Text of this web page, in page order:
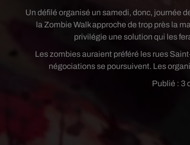
Publié : 3
Un défilé organisé un samedi, donc, journée
la Zombie Walk approche de trop près la
privilégie une solution qui les
Les zombies auraient préféré les rues
négociations se poursuivent. Les